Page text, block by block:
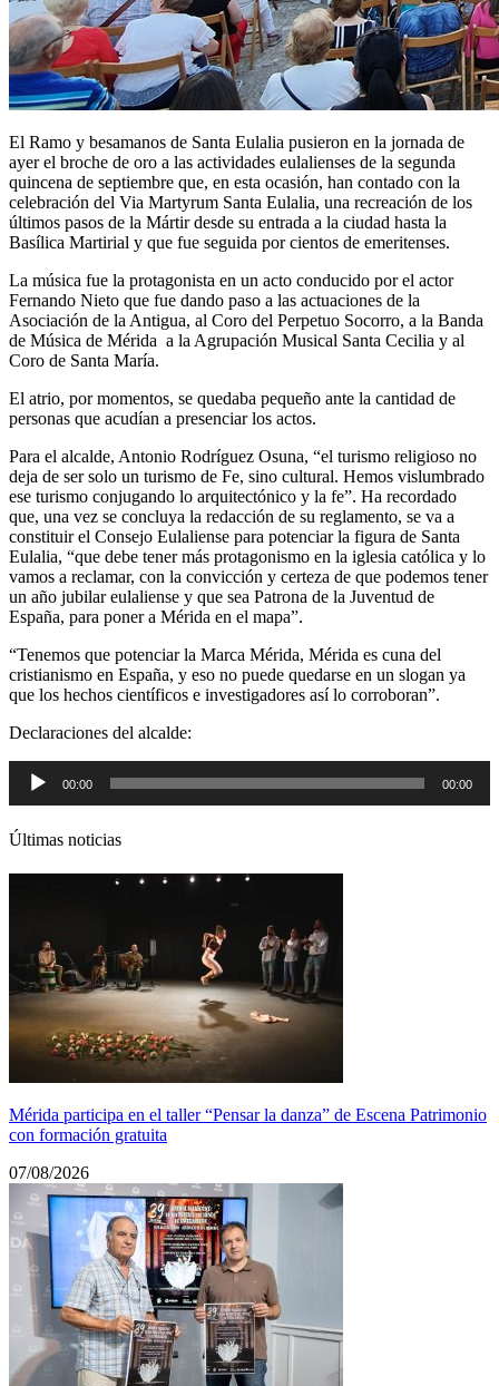
El Ramo y besamanos de Santa Eulalia pusieron en la jornada de
ayer el broche de oro a las actividades eulalienses de la segunda
quincena de septiembre que, en esta ocasión, han contado con la
celebración del Via Martyrum Santa Eulalia, una recreación de los
últimos pasos de la Mártir desde su entrada a la ciudad hasta la
Basílica Martirial y que fue seguida por cientos de emeritenses.
La música fue la protagonista en un acto conducido por el actor
Fernando Nieto que fue dando paso a las actuaciones de la
Asociación de la Antigua, al Coro del Perpetuo Socorro, a la Banda
de Música de Mérida a la Agrupación Musical Santa Cecilia y al
Coro de Santa María.
El atrio, por momentos, se quedaba pequeño ante la cantidad de
personas que acudían a presenciar los actos.
Para el alcalde, Antonio Rodríguez Osuna, “el turismo religioso no
deja de ser solo un turismo de Fe, sino cultural. Hemos vislumbrado
ese turismo conjugando lo arquitectónico y la fe”. Ha recordado
que, una vez se concluya la redacción de su reglamento, se va a
constituir el Consejo Eulaliense para potenciar la figura de Santa
Eulalia, “que debe tener más protagonismo en la iglesia católica y lo
vamos a reclamar, con la convicción y certeza de que podemos tener
un año jubilar eulaliense y que sea Patrona de la Juventud de
España, para poner a Mérida en el mapa”.
“Tenemos que potenciar la Marca Mérida, Mérida es cuna del
cristianismo en España, y eso no puede quedarse en un slogan ya
que los hechos científicos e investigadores así lo corroboran”.
Declaraciones del alcalde:
Reproductor
audio
00:00 00:00
Últimas noticias
Mérida participa en el taller “Pensar la danza” de Escena Patrimonio
con formación gratuita
07/08/2026